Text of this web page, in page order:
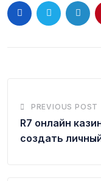
PREVIOUS POST
R7 онлайн
создать